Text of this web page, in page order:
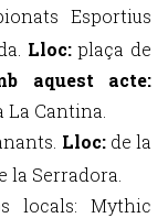
Esportius
Lloc:plaça de
aquest acte:
Cantina.
Lloc: de la
la Serradora.
locals: Mythic